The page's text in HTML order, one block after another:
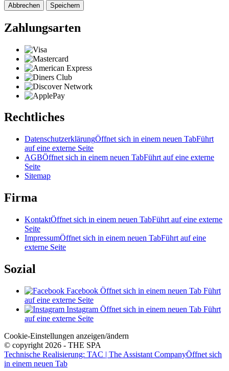
Abbrechen Speichern
Zahlungsarten
Rechtliches
DatenschutzerklärungÖffnet sich in einem neuen TabFührt
auf eine externe Seite
AGBÖffnet sich in einem neuen TabFührt auf eine externe
Seite
Sitemap
Firma
KontaktÖffnet sich in einem neuen TabFührt auf eine externe
Seite
ImpressumÖffnet sich in einem neuen TabFührt auf eine
externe Seite
Sozial
Facebook Öffnet sich in einem neuen Tab Führt
auf eine externe Seite
Instagram Öffnet sich in einem neuen Tab Führt
auf eine externe Seite
Cookie-Einstellungen anzeigen/ändern
© copyright 2026 - THE SPA
Technische Realisierung: TAC | The Assistant CompanyÖffnet sich
in einem neuen Tab